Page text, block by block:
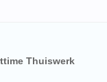
Thuiswerk